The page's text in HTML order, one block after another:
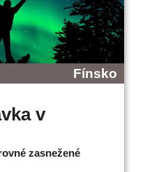
Fínsko
v
zasnežené